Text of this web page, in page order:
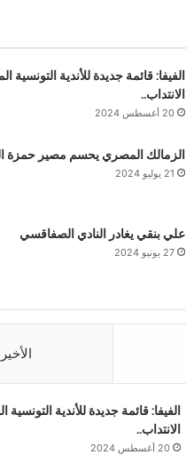
الفيفا: قائمة جديدة للأندية التونسية
الانتداب..
20 أغسطس 2024
الزمالك المصري يحسم مصير حمزة
21 يوليو 2024
علي بنقي يغادر النادي الصفاقسي
27 يونيو 2024
الفيفا: قائمة جديدة للأندية
الانتداب..
20 أغسطس 2024